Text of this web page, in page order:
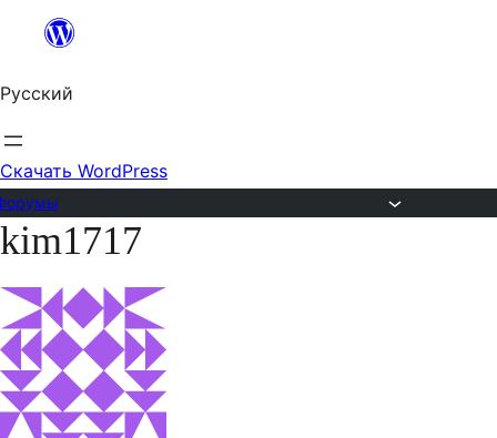
Перейти
содержимому
Русский
Скачать WordPress
Перейти
содержимому
kim1717